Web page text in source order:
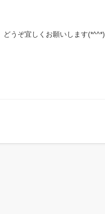
どうぞ宜しくお願いします(*^^*)